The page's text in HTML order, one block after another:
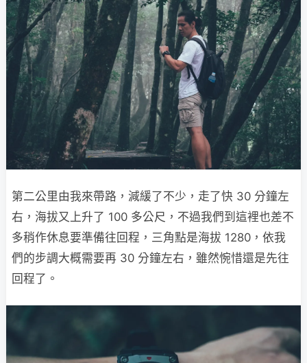
第二公里由我來帶路，減緩了不少，走了快 30 分鐘左
右，海拔又上升了 100 多公尺，不過我們到這裡也差不
多稍作休息要準備往回程，三角點是海拔 1280，依我
們的步調大概需要再 30 分鐘左右，雖然惋惜還是先往
回程了。